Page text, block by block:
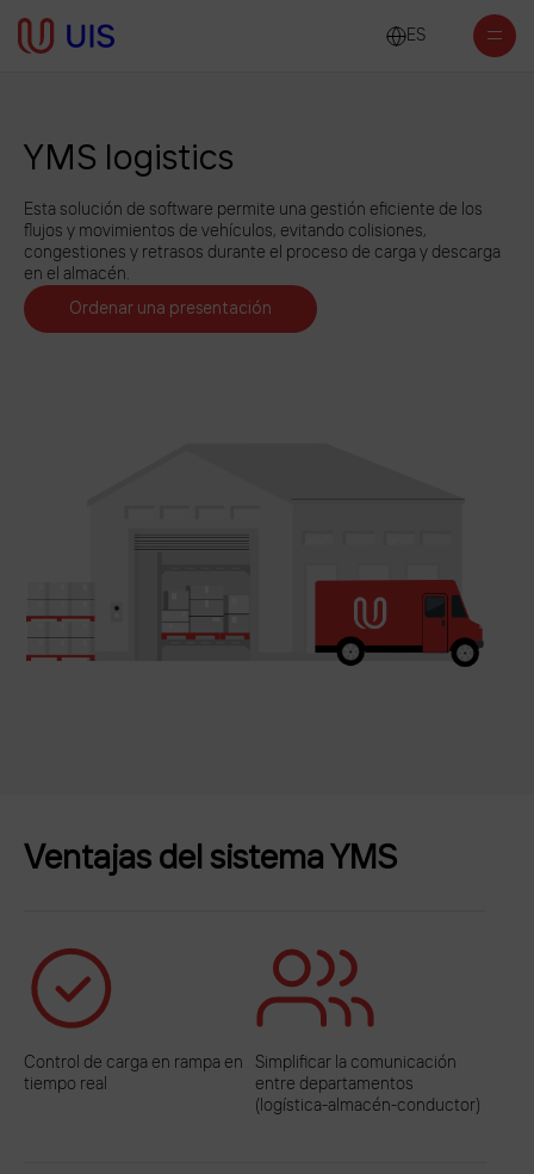
ES
YMS logistics
Esta solución de software permite una gestión eficiente de los
flujos y movimientos de vehículos, evitando colisiones,
congestiones y retrasos durante el proceso de carga y descarga
en el almacén.
Ordenar una presentación
Ventajas del sistema YMS
Control de carga en rampa en
tiempo real
Simplificar la comunicación
entre departamentos
(logística-almacén-conductor)